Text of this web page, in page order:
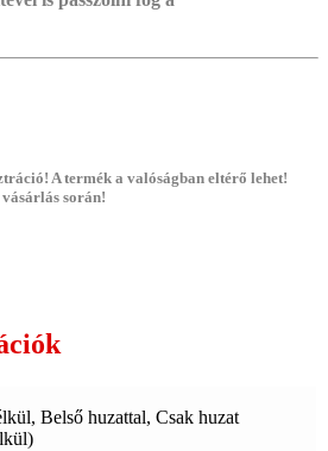
A termék a valóságban eltérő lehet!
során!
Belső huzattal, Csak huzat